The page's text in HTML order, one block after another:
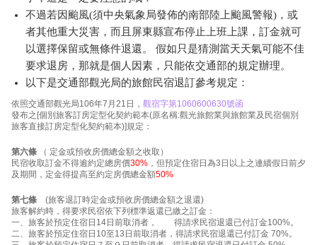
不過若因颱風(須中央氣象局發佈的南部陸上颱風警報)，或
者其他重大災害，而且屏東縣宣布停止上班上課，訂金就可
以選擇保留或無條件退還。 假如只是猜測當天天氣可能不佳
要求退房，那就是個人因素，只能依交通部的規定辦理。
以下是交通部觀光局的旅館民宿退訂參考規定：
依照交通部觀光局106年7月21日， 觀宿字第1060600630號函
發布之[個別旅客訂房定型化契約範本(原名稱:觀光旅館業與旅館業及民宿個別
旅客直接訂房定型化契約範本)]規定：
第六條 （ 定金或預收房價總金額之收取）
民宿收取訂金不得逾約定總房價30% ，但預定住宿日為3日以上之連續假日前夕
及期間，定金得提高至約定房價總金額50%
第七條 (旅客退訂時定金或預收房價總金額之退還)
旅客解約時，得要求民宿依下列標準返還已繳之訂金：
一、旅客於預定住宿日14日前取消者， 得請求民宿退還已付訂金100%。
二、旅客於預定住宿日10至13日前取消者，得請求民宿退還已付訂金 70%。